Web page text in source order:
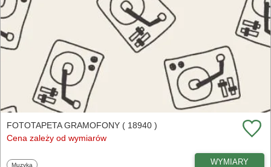
FOTOTAPETA GRAMOFONY ( 18940 )
Cena zależy od wymiarów
Fototapety
Muzyka WYMIARY